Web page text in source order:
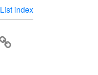
List index